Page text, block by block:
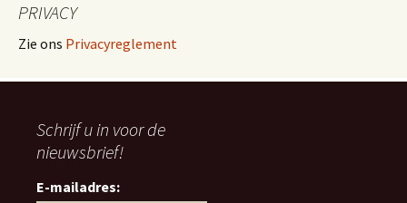
PRIVACY
Zie ons Privacyreglement
Schrijf u in voor de
nieuwsbrief!
E-mailadres: